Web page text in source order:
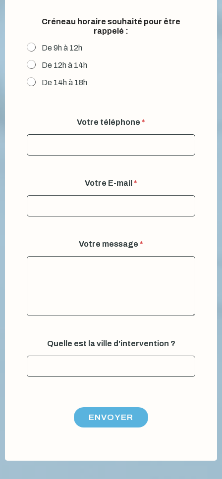
Créneau horaire souhaité pour être
rappelé :
De 9h à 12h
De 12h à 14h
De 14h à 18h
Votre téléphone *
Votre E-mail *
o
r
a
e
Votre message *
Quelle est la ville d'intervention ?
ENVOYER